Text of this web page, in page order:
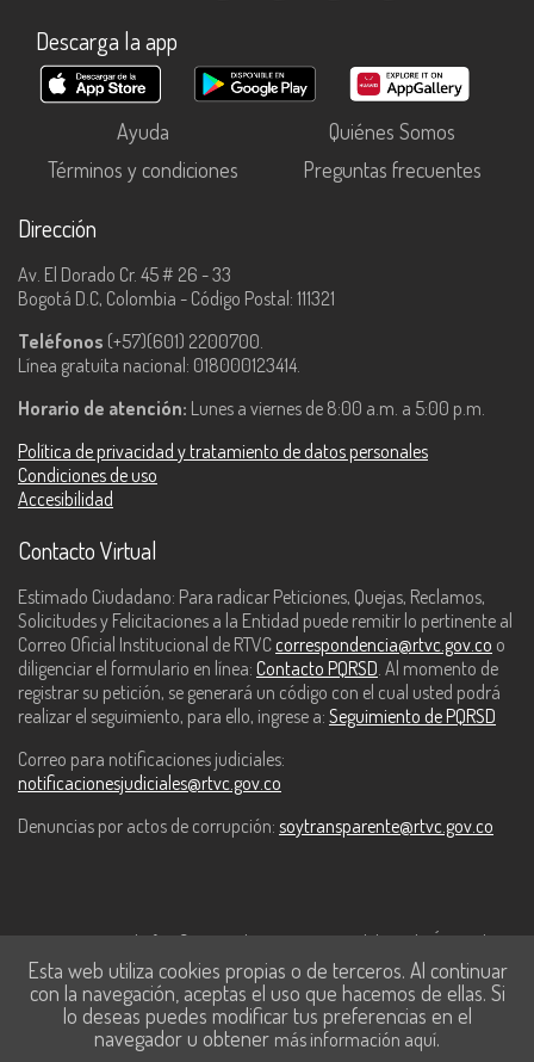
Descarga la app
Ayuda
Quiénes Somos
Términos y condiciones
Preguntas frecuentes
Dirección
Av. El Dorado Cr. 45 # 26 - 33
Bogotá D.C, Colombia - Código Postal: 111321
Teléfonos (+57)(601) 2200700.
Línea gratuita nacional: 018000123414.
Horario de atención: Lunes a viernes de 8:00 a.m. a 5:00 p.m.
Política de privacidad y tratamiento de datos personales
Condiciones de uso
Accesibilidad
Contacto Virtual
Estimado Ciudadano: Para radicar Peticiones, Quejas, Reclamos,
Solicitudes y Felicitaciones a la Entidad puede remitir lo pertinente al
Correo Oficial Institucional de RTVC correspondencia@rtvc.gov.co o
diligenciar el formulario en línea: Contacto PQRSD. Al momento de
registrar su petición, se generará un código con el cual usted podrá
realizar el seguimiento, para ello, ingrese a: Seguimiento de PQRSD
Correo para notificaciones judiciales:
notificacionesjudiciales@rtvc.gov.co
Denuncias por actos de corrupción: soytransparente@rtvc.gov.co
Este contenido fue financiado con recursos del Fondo Único de
Tecnologías de la Información y las Comunicaciones de MinTic.
Esta web utiliza cookies propias o de terceros. Al continuar
con la navegación, aceptas el uso que hacemos de ellas. Si
lo deseas puedes modificar tus preferencias en el
navegador u obtener más información aquí.